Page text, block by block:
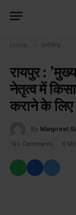
Home छत्तीसगढ़
रायपुर :
नेतृत्व में
कराने के लिए
By Manpreet
No Comments 8